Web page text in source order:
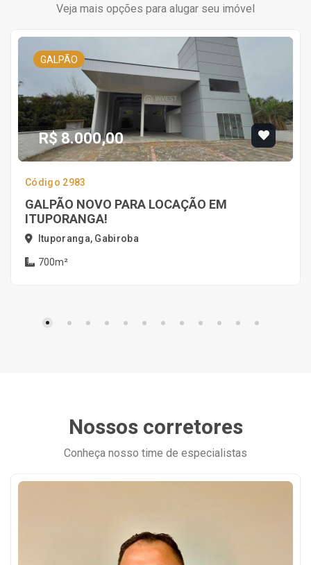
Veja mais opções para alugar seu imóvel
GALPÃO
R$ 8.000,00
Código 2983
GALPÃO NOVO PARA LOCAÇÃO EM
ITUPORANGA!
Ituporanga, Gabiroba
700m²
Nossos corretores
Conheça nosso time de especialistas